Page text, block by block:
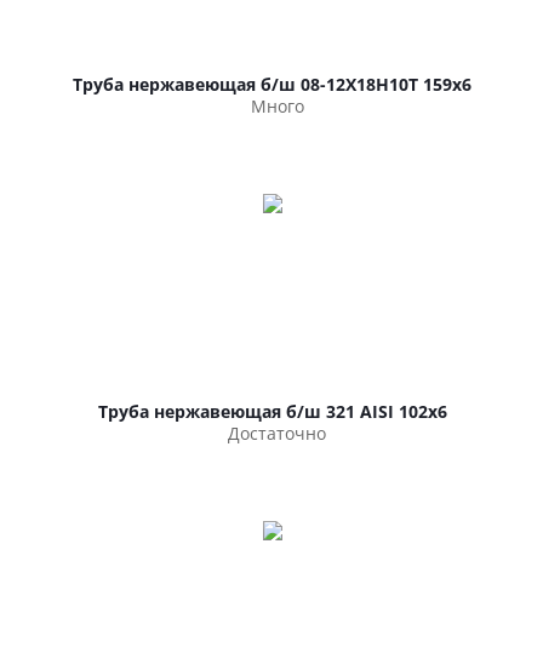
Труба нержавеющая б/ш 08-12Х18Н10Т 159х6
Много
Труба нержавеющая б/ш 321 AISI 102х6
Достаточно